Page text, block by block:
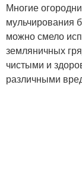
Многие
мульчирования
можно смело
земляничных
чистыми и
различными